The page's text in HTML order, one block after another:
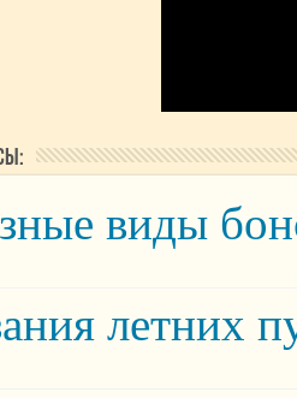
виды
летних